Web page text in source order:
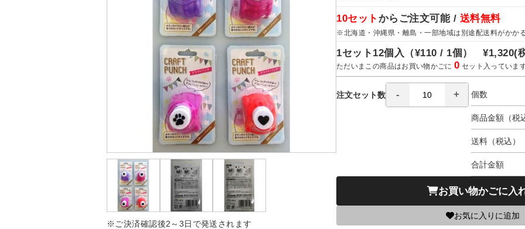
※ご決済確認後2～3日で発送されます
10セット からご注文可能 / 送料無料
※北海道・沖縄県・離島・一部地域は別途配送料がかか
1セット12個入（¥110 / 1個）¥1,320(
ただいまこの商品はお買い物かごに0 セット入っていま
注文セット数 個数
商品金額（税
送料（税込）
合計金額
お買い物かごに入
お気に入りに追加